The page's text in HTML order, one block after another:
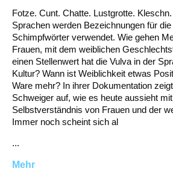
Fotze. Cunt. Chatte. Lustgrotte.
Sprachen werden Bezeichnungen für
Schimpfwörter verwendet. Wie gehen
Frauen, mit dem weiblichen
einen Stellenwert hat die Vulva in der
Kultur? Wann ist Weiblichkeit etwas
Ware mehr? In ihrer Dokumentation
Schweiger auf, wie es heute aussieht
Selbstverständnis von Frauen und der
Immer noch scheint sich al
...
Mehr